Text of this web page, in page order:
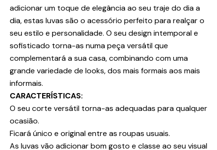
adicionar um toque de elegância ao seu traje do dia a
dia, estas luvas são o acessório perfeito para realçar o
seu estilo e personalidade. O seu design intemporal e
sofisticado torna-as numa peça versátil que
complementará a sua casa, combinando com uma
grande variedade de looks, dos mais formais aos mais
informais.
CARACTERÍSTICAS:
O seu corte versátil torna-as adequadas para qualquer
ocasião.
Ficará único e original entre as roupas usuais.
As luvas vão adicionar bom gosto e classe ao seu visual